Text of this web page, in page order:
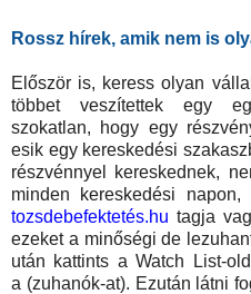
Rossz hírek, amik nem is
Először is, keress olyan
többet veszítettek egy
szokatlan, hogy egy
esik egy kereskedési
részvénnyel kereskednek,
minden kereskedési
tozsdebefektetés.hu tagja
ezeket a minőségi de
után kattints a Watch List-
a (zuhanók-at). Ezután látni